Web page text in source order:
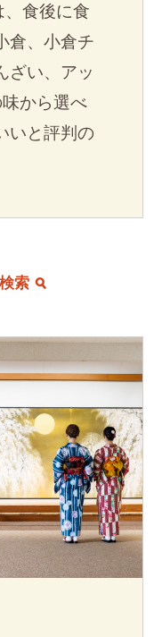
食後に食
倉、小倉チ
ざい、アッ
から選べ
いと評判の
索